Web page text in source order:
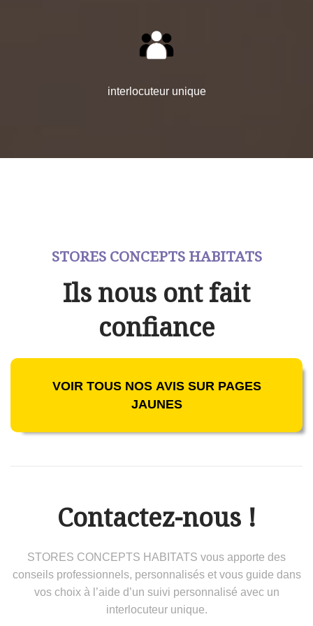
interlocuteur unique
STORES CONCEPTS HABITATS
Ils nous ont fait
confiance
VOIR TOUS NOS AVIS SUR PAGES
JAUNES
Contactez-nous !
STORES CONCEPTS HABITATS vous apporte des
conseils professionnels, personnalisés et vous guide dans
vos choix à l’aide d’un suivi personnalisé avec un
interlocuteur unique.